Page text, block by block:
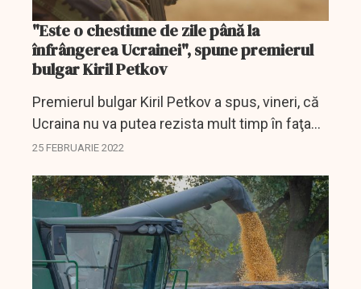
"Este o chestiune de zile până la
înfrângerea Ucrainei", spune premierul
bulgar Kiril Petkov
Premierul bulgar Kiril Petkov a spus, vineri, că
Ucraina nu va putea rezista mult timp în faţa
ofensivei militare lansate de Rusia.
25 FEBRUARIE 2022